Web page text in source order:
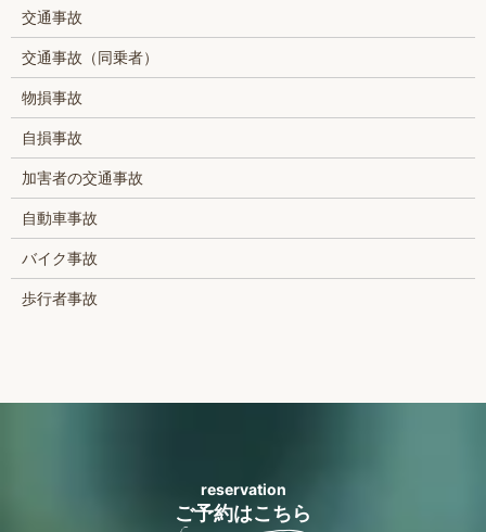
交通事故
交通事故（同乗者）
物損事故
自損事故
加害者の交通事故
自動車事故
バイク事故
歩行者事故
reservation
ご予約はこちら